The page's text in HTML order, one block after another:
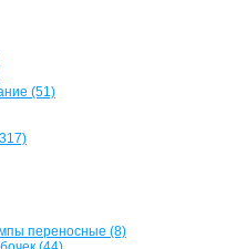
(51)
переносные (8)